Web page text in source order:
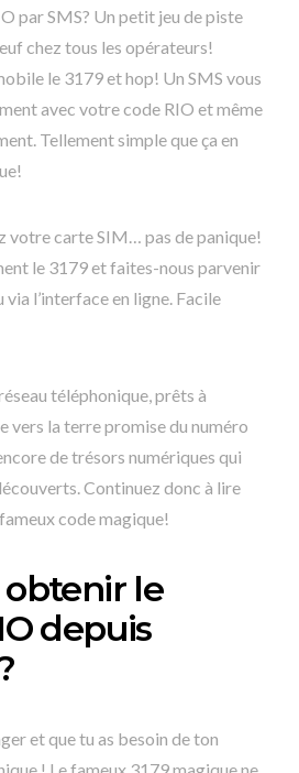
par SMS? Un petit jeu de piste
chez tous les opérateurs!
le 3179 et hop! Un SMS vous
avec votre code RIO et même
Tellement simple que ça en
votre carte SIM… pas de panique!
le 3179 et faites-nous parvenir
l’interface en ligne. Facile
téléphonique, prêts à
vers la terre promise du numéro
de trésors numériques qui
Continuez donc à lire
code magique!
le
depuis
et que tu as besoin de ton
! Le fameux 3179 magique ne